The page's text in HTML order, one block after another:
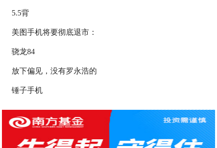
5.5背
美图手机将要彻底退市：
骁龙84
放下偏见，没有罗永浩的
锤子手机